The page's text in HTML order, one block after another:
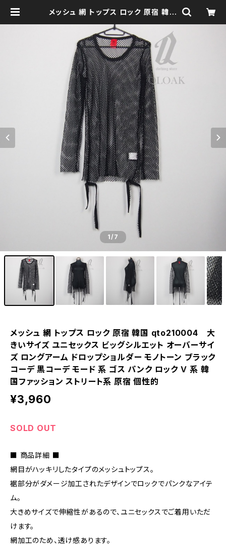
メッシュ 網 トップス ロック 原宿 韓国
ックス ビッグシルエット オーバーサイ
ズ ロングアーム ドロップショルダー
モノトーン ブラックコーデ 黒コーデ
モード 系 ゴス パンク ロック Ｖ 系 韓
国ファッション ストリート系 原宿 個
性的 | clothingstore QLOAK -ク
ローク-
1/7
メッシュ 網 トップス ロック 原宿 韓国 qto210004 大
きいサイズ ユニセックス ビッグシルエット オーバーサイ
ズ ロングアーム ドロップショルダー モノトーン ブラック
コーデ 黒コーデ モード 系 ゴス パンク ロック Ｖ 系 韓
国ファッション ストリート系 原宿 個性的
¥3,960
SOLD OUT
■ 商品詳細 ■
網目がハッキリしたタイプのメッシュトップス。
裾部分がダメージ加工されたデザインでロックでパンクなアイテ
ム。
大きめサイズで伸縮性があるので、ユニセックスでご着用いただ
けます。
網加工のため、透け感あります。